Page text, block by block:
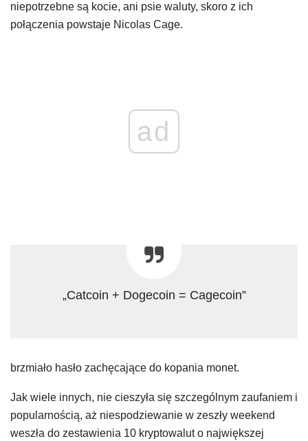
niepotrzebne są kocie, ani psie waluty, skoro z ich
połączenia powstaje Nicolas Cage.
ad
„Catcoin + Dogecoin = Cagecoin”
brzmiało hasło zachęcające do kopania monet.
Jak wiele innych, nie cieszyła się szczególnym zaufaniem i
popularnością, aż niespodziewanie w zeszły weekend
weszła do zestawienia 10 kryptowalut o największej